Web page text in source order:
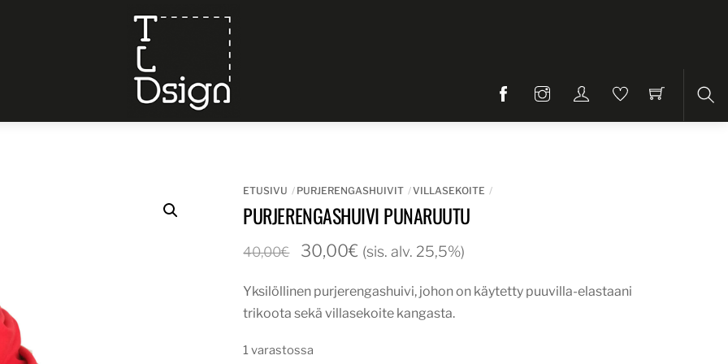
ETUSIVU PURJERENGASHUIVIT VILLASEKOITE
PURJERENGASHUIVI PUNARUUTU
40,00€
Alkuperäinen
oli:
40,00€.
30,00€Nykyinen
on:
30,00€.
(sis. alv. 25,5%)
Yksilöllinen purjerengashuivi, johon on käytetty puuvilla-elastaani
trikoota sekä villasekoite kangasta.
1 varastossa